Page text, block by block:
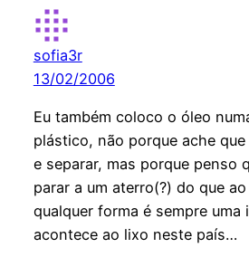
sofia3r
13/02/2006
Eu também coloco o óleo
plástico, não porque ache
e separar, mas porque penso
parar a um aterro(?) do que
qualquer forma é sempre uma
acontece ao lixo neste país…